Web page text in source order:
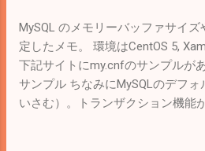
けている場合はど
（←私）。 私の場
レスを設定して、
ダーだけ参照設定
ダーを参照設定す
他→照会するカレ
MySQL のメモリーバッファサイ
定したメモ。 環境はCentOS 5,
下記サイトにmy.cnfのサンプルが
サンプル ちなみにMySQLのデフ
いさむ）。トランザクション機能
して動作する場合、頻繁にDBへ